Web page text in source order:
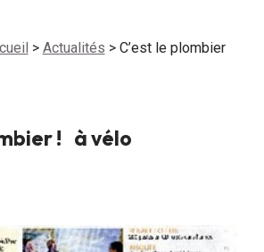
> Actualités > C’est le plombier
! à vélo